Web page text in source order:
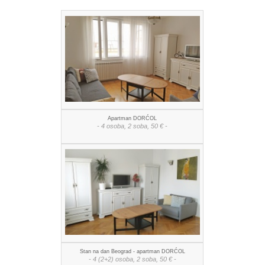
Apartman DORĆOL
- 4 osoba, 2 soba, 50 € -
Stan na dan Beograd - apartman DORĆOL
- 4 (2+2) osoba, 2 soba, 50 € -